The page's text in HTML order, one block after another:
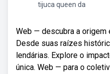
tijuca queen da
Web — descubra a origem
Desde suas raízes
lendárias. Explore o
única. Web — para o